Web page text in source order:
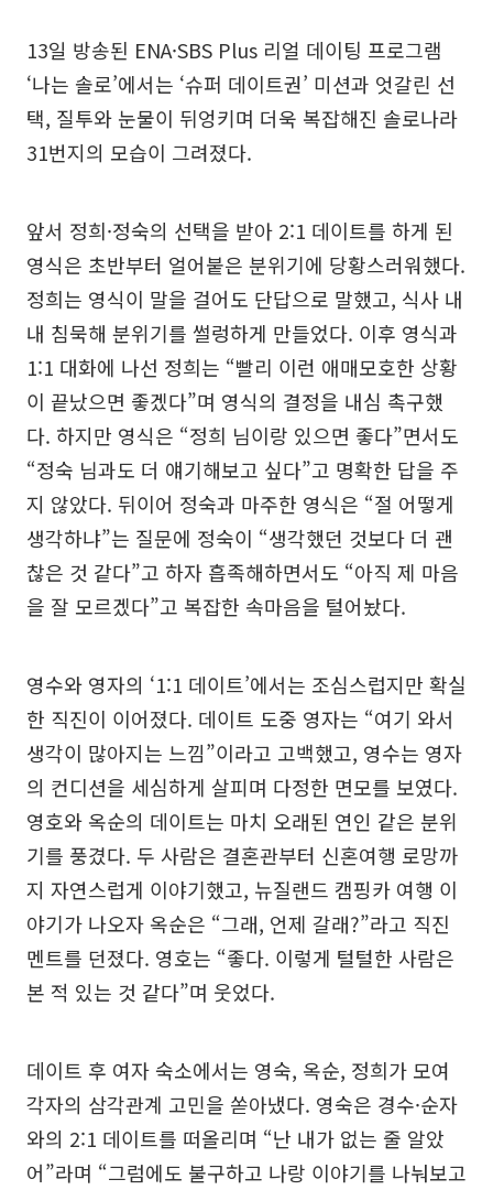
13일 방송된 ENA·SBS Plus 리얼 데이팅 프로그램
‘나는 솔로’에서는 ‘슈퍼 데이트권’ 미션과 엇갈린 선
택, 질투와 눈물이 뒤엉키며 더욱 복잡해진 솔로나라
31번지의 모습이 그려졌다.
앞서 정희·정숙의 선택을 받아 2:1 데이트를 하게 된
영식은 초반부터 얼어붙은 분위기에 당황스러워했다.
정희는 영식이 말을 걸어도 단답으로 말했고, 식사 내
내 침묵해 분위기를 썰렁하게 만들었다. 이후 영식과
1:1 대화에 나선 정희는 “빨리 이런 애매모호한 상황
이 끝났으면 좋겠다”며 영식의 결정을 내심 촉구했
다. 하지만 영식은 “정희 님이랑 있으면 좋다”면서도
“정숙 님과도 더 얘기해보고 싶다”고 명확한 답을 주
지 않았다. 뒤이어 정숙과 마주한 영식은 “절 어떻게
생각하냐”는 질문에 정숙이 “생각했던 것보다 더 괜
찮은 것 같다”고 하자 흡족해하면서도 “아직 제 마음
을 잘 모르겠다”고 복잡한 속마음을 털어놨다.
영수와 영자의 ‘1:1 데이트’에서는 조심스럽지만 확실
한 직진이 이어졌다. 데이트 도중 영자는 “여기 와서
생각이 많아지는 느낌”이라고 고백했고, 영수는 영자
의 컨디션을 세심하게 살피며 다정한 면모를 보였다.
영호와 옥순의 데이트는 마치 오래된 연인 같은 분위
기를 풍겼다. 두 사람은 결혼관부터 신혼여행 로망까
지 자연스럽게 이야기했고, 뉴질랜드 캠핑카 여행 이
야기가 나오자 옥순은 “그래, 언제 갈래?”라고 직진
멘트를 던졌다. 영호는 “좋다. 이렇게 털털한 사람은
본 적 있는 것 같다”며 웃었다.
데이트 후 여자 숙소에서는 영숙, 옥순, 정희가 모여
각자의 삼각관계 고민을 쏟아냈다. 영숙은 경수·순자
와의 2:1 데이트를 떠올리며 “난 내가 없는 줄 알았
어”라며 “그럼에도 불구하고 나랑 이야기를 나눠보고